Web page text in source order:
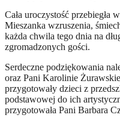
Cała uroczystość przebiegła
Mieszanka wzruszenia,
każda chwila tego dnia na
zgromadzonych gości.
Serdeczne podziękowania
oraz Pani Karolinie
przygotowały dzieci z
podstawowej do ich
przygotowała Pani Barbara